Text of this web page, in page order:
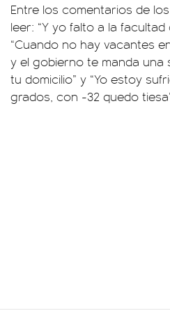
Entre los comentarios de
leer: “Y yo falto a la facultad
“Cuando no hay vacantes
y el gobierno te manda una
tu domicilio” y “Yo estoy
grados, con -32 quedo